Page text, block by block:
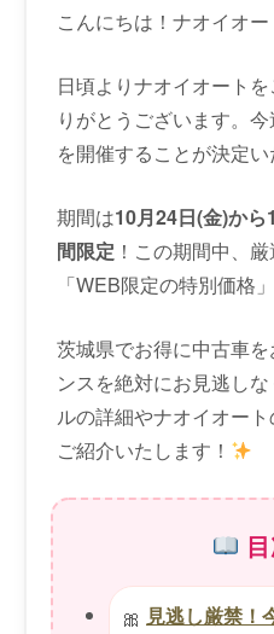
こんにちは！ナオイオー
日頃よりナオイオート
りがとうございます。
を開催することが決定い
期間は10月24日(金)か
間限定 ！この期間中、
「WEB限定の特別価格
茨城県でお得に中古車
ンスを絶対にお見逃し
ルの詳細やナオイオー
ご紹介いたします！
見逃し厳禁！